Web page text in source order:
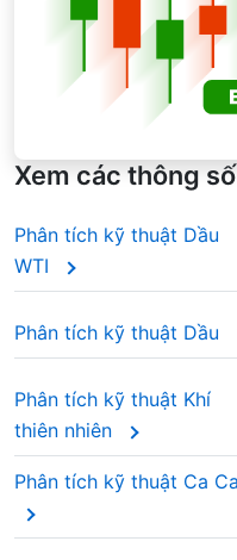
đây được chú
ở mức nền. Khi
động của Cà phê
thu nhập, các nhà
EMA để phát hiện
Xem các thông
Phân tích kỹ thuật Dầu
WTI
Phân tích kỹ thuật Dầu
Phân tích kỹ thuật Khí
thiên nhiên
Phân tích kỹ thuật Ca